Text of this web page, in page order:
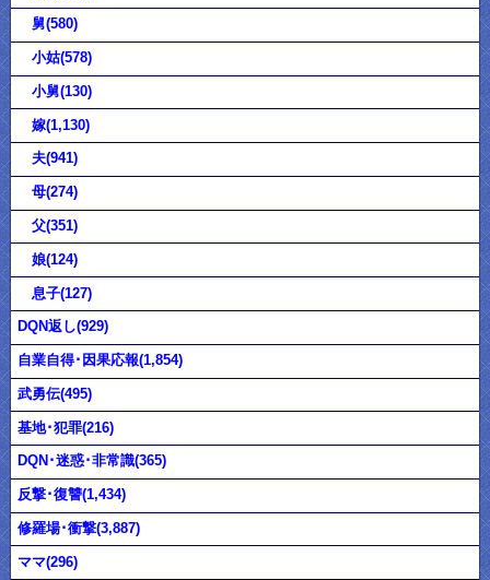
舅(580)
小姑(578)
小舅(130)
嫁(1,130)
夫(941)
母(274)
父(351)
娘(124)
息子(127)
DQN返し(929)
自業自得･因果応報(1,854)
武勇伝(495)
基地･犯罪(216)
DQN･迷惑･非常識(365)
反撃･復讐(1,434)
修羅場･衝撃(3,887)
ママ(296)